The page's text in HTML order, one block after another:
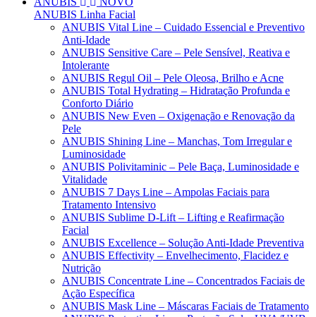
ANUBIS Linha Facial
ANUBIS Vital Line – Cuidado Essencial e Preventivo
Anti-Idade
ANUBIS Sensitive Care – Pele Sensível, Reativa e
Intolerante
ANUBIS Regul Oil – Pele Oleosa, Brilho e Acne
ANUBIS Total Hydrating – Hidratação Profunda e
Conforto Diário
ANUBIS New Even – Oxigenação e Renovação da
Pele
ANUBIS Shining Line – Manchas, Tom Irregular e
Luminosidade
ANUBIS Polivitaminic – Pele Baça, Luminosidade e
Vitalidade
ANUBIS 7 Days Line – Ampolas Faciais para
Tratamento Intensivo
ANUBIS Sublime D-Lift – Lifting e Reafirmação
Facial
ANUBIS Excellence – Solução Anti-Idade Preventiva
ANUBIS Effectivity – Envelhecimento, Flacidez e
Nutrição
ANUBIS Concentrate Line – Concentrados Faciais de
Ação Específica
ANUBIS Mask Line – Máscaras Faciais de Tratamento